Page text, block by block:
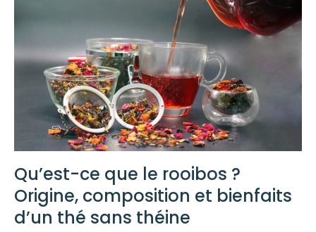
Qu’est-ce que le rooibos ?
Origine, composition et bienfaits
d’un thé sans théine